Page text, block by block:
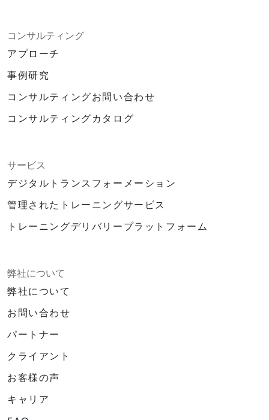
コンサルティング
アプローチ
事例研究
コンサルティングお問い合わせ
コンサルティングカタログ
サービス
デジタルトランスフォーメーション
管理されたトレーニングサービス
トレーニングデリバリープラットフォーム
弊社について
弊社について
お問い合わせ
パートナー
クライアント
お客様の声
キャリア